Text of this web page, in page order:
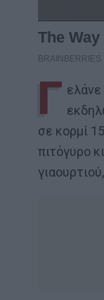
Γ ελάνε
σε κορμί
πιτόγυρο